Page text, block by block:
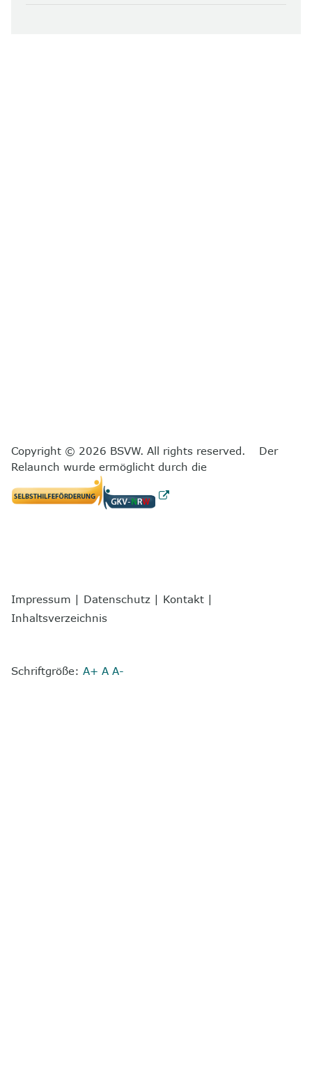
Copyright © 2026 BSVW. All rights reserved. Der
Relaunch wurde ermöglicht durch die
Impressum Datenschutz Kontakt
Inhaltsverzeichnis
Schriftgröße: A+ A A-